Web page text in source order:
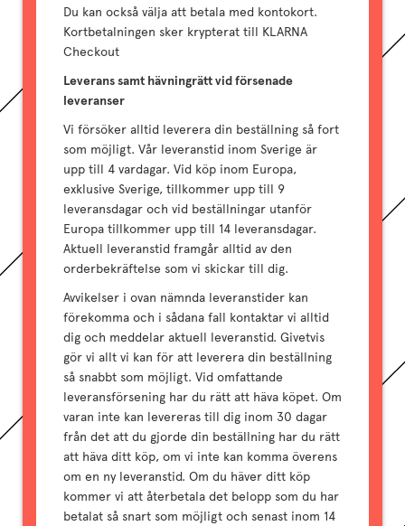
Du kan också välja att betala med kontokort.
Kortbetalningen sker krypterat till KLARNA
Checkout
Leverans samt hävningrätt vid försenade
leveranser
Vi försöker alltid leverera din beställning så fort
som möjligt. Vår leveranstid inom Sverige är
upp till 4 vardagar. Vid köp inom Europa,
exklusive Sverige, tillkommer upp till 9
leveransdagar och vid beställningar utanför
Europa tillkommer upp till 14 leveransdagar.
Aktuell leveranstid framgår alltid av den
orderbekräftelse som vi skickar till dig.
Avvikelser i ovan nämnda leveranstider kan
förekomma och i sådana fall kontaktar vi alltid
dig och meddelar aktuell leveranstid. Givetvis
gör vi allt vi kan för att leverera din beställning
så snabbt som möjligt. Vid omfattande
leveransförsening har du rätt att häva köpet. Om
varan inte kan levereras till dig inom 30 dagar
från det att du gjorde din beställning har du rätt
att häva ditt köp, om vi inte kan komma överens
om en ny leveranstid. Om du häver ditt köp
kommer vi att återbetala det belopp som du har
betalat så snart som möjligt och senast inom 14